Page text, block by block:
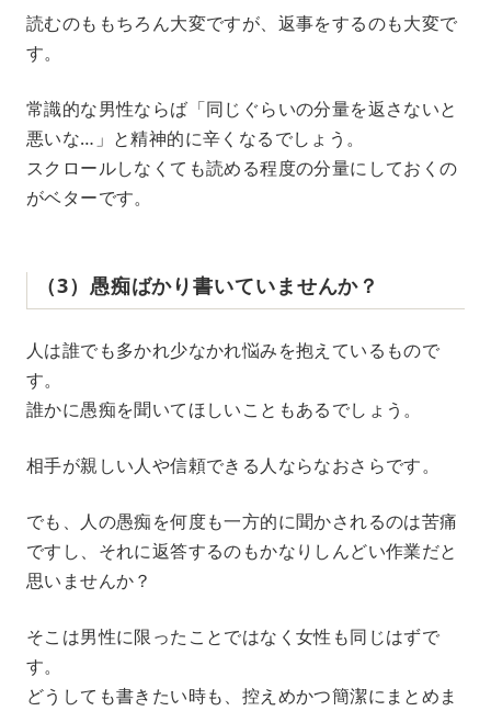
読むのももちろん大変ですが、返事をするのも大変で
す。
常識的な男性ならば「同じぐらいの分量を返さないと
悪いな…」と精神的に辛くなるでしょう。
スクロールしなくても読める程度の分量にしておくの
がベターです。
（3）愚痴ばかり書いていませんか？
人は誰でも多かれ少なかれ悩みを抱えているもので
す。
誰かに愚痴を聞いてほしいこともあるでしょう。
相手が親しい人や信頼できる人ならなおさらです。
でも、人の愚痴を何度も一方的に聞かされるのは苦痛
ですし、それに返答するのもかなりしんどい作業だと
思いませんか？
そこは男性に限ったことではなく女性も同じはずで
す。
どうしても書きたい時も、控えめかつ簡潔にまとめま